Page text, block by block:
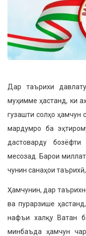
Дар таърихи
муҳимме ҳастанд, ки
гузашти солҳо ҳамчун
мардумро ба
дастоварду
месозад. Барои
чунин санаҳои
Ҳамчунин, дар
ва пурарзише
нафъи халқу Ватан
минбаъда ҳамчун